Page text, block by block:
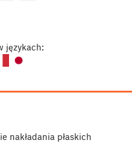
językach:
nakładania płaskich